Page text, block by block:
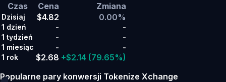
Czas
Cena Zmiana
Dzisiaj $4.82 0.00%
1 dzień - -
1 tydzień - -
1 miesiąc - -
1 rok $2.68 +$2.14 (79.65%)
Popularne pary konwersji Tokenize Xchange